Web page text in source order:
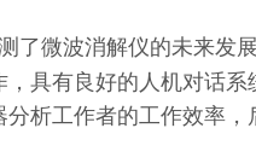
了微波消解仪的未来发
具有良好的人机对话
析工作者的工作效率